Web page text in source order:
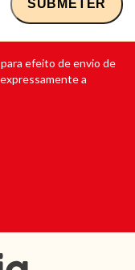
efeito de envio de
a